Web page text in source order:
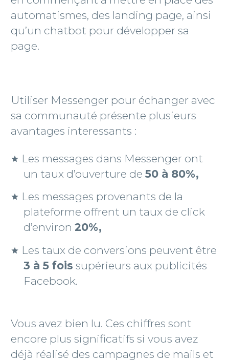
automatismes, des landing page, ainsi
qu’un chatbot pour développer sa
page.
Utiliser Messenger pour échanger avec
sa communauté présente plusieurs
avantages interessants :
Les messages dans Messenger ont
un taux d’ouverture de50 à 80%,
Les messages provenants de la
plateforme offrent un taux de click
d’environ20%,
Les taux de conversions peuvent être
3 à 5 fois supérieurs aux publicités
Facebook.
Vous avez bien lu. Ces chiffres sont
encore plus significatifs si vous avez
déjà réalisé des campagnes de mails et